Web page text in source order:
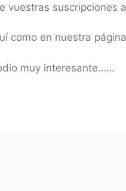
vuestras suscripciones
como en nuestra
muy interesante……